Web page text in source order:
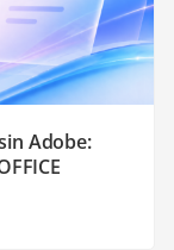
Adobe: